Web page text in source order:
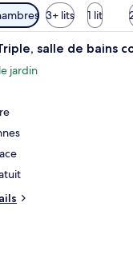
3+ lits 1 lit
Une
salle de bains
jardin